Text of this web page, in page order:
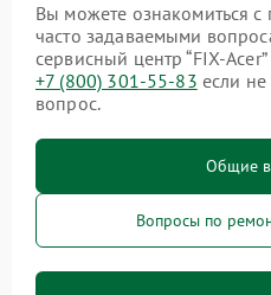
Вы можете ознакомиться
часто задаваемыми
сервисный центр “FIX-
+7 (800) 301-55-83 если
вопрос.
Общие
Вопросы по